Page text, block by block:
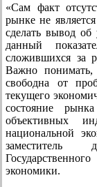
«Сам факт
рынке не
сделать вывод об
данный
сложившихся за
Важно
свободна от
текущего
состояние
объективных
национальной
заместитель
экономики.